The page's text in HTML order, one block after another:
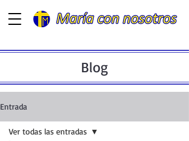
Blog
Entrada
Ver todas las entradas